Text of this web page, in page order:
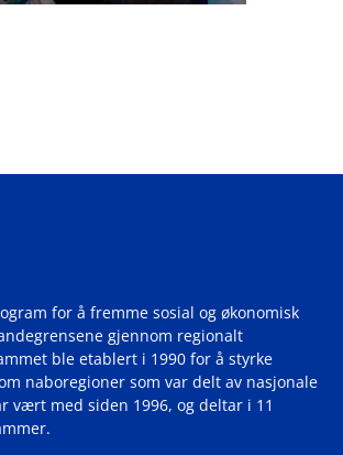
for å fremme sosial og økonomisk
gjennom regionalt
ble etablert i 1990 for å styrke
naboregioner som var delt av nasjonale
vært med siden 1996, og deltar i 11